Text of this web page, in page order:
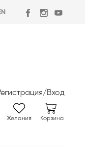
/Вход
Желания Корзина